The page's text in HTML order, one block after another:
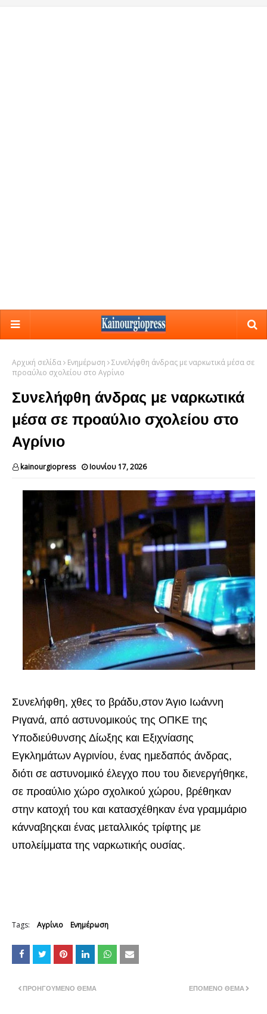
Αρχική σελίδα Ενημέρωση
Συνελήφθη άνδρας με ναρκωτικά μέσα σε
προαύλιο σχολείου στο Αγρίνιο
Συνελήφθη άνδρας με ναρκωτικά
μέσα σε προαύλιο σχολείου στο
Αγρίνιο
kainourgiopress Ιουνίου 17, 2026
Συνελήφθη, χθες το βράδυ,στον Άγιο Ιωάννη
Ριγανά, από αστυνομικούς της ΟΠΚΕ της
Υποδιεύθυνσης Δίωξης και Εξιχνίασης
Εγκλημάτων Αγρινίου, ένας ημεδαπός άνδρας,
διότι σε αστυνομικό έλεγχο που του διενεργήθηκε,
σε προαύλιο χώρο σχολικού χώρου, βρέθηκαν
στην κατοχή του και κατασχέθηκαν ένα γραμμάριο
κάνναβηςκαι ένας μεταλλικός τρίφτης με
υπολείμματα της ναρκωτικής ουσίας.
Tags: Αγρίνιο Ενημέρωση
ΕΠΌΜΕΝΟ ΘΈΜΑ
ΠΡΟΗΓΟΎΜΕΝΟ ΘΈΜΑ